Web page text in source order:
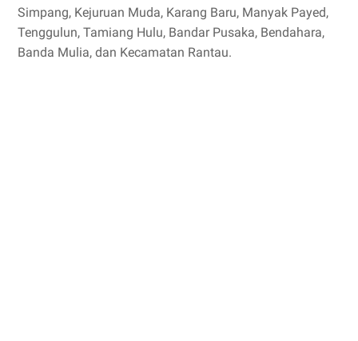
Simpang, Kejuruan Muda, Karang Baru, Manyak Payed,
Tenggulun, Tamiang Hulu, Bandar Pusaka, Bendahara,
Banda Mulia, dan Kecamatan Rantau.